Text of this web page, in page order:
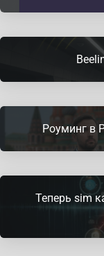
Роуминг в
Теперь sim